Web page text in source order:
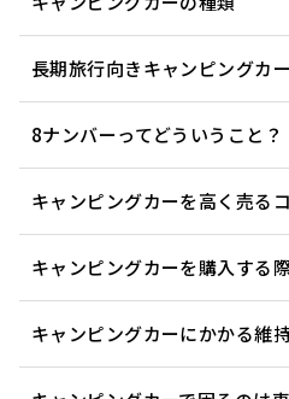
長期旅行向きキャンピングカー
8ナンバーってどういうこと？
キャンピングカーを高く売る
キャンピングカーを購入する
キャンピングカーにかかる維